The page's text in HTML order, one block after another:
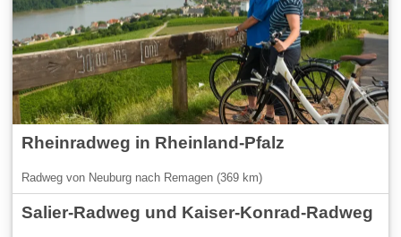
Rheinradweg in Rheinland-Pfalz
Radweg von Neuburg nach Remagen (369 km)
Salier-Radweg und Kaiser-Konrad-Radweg